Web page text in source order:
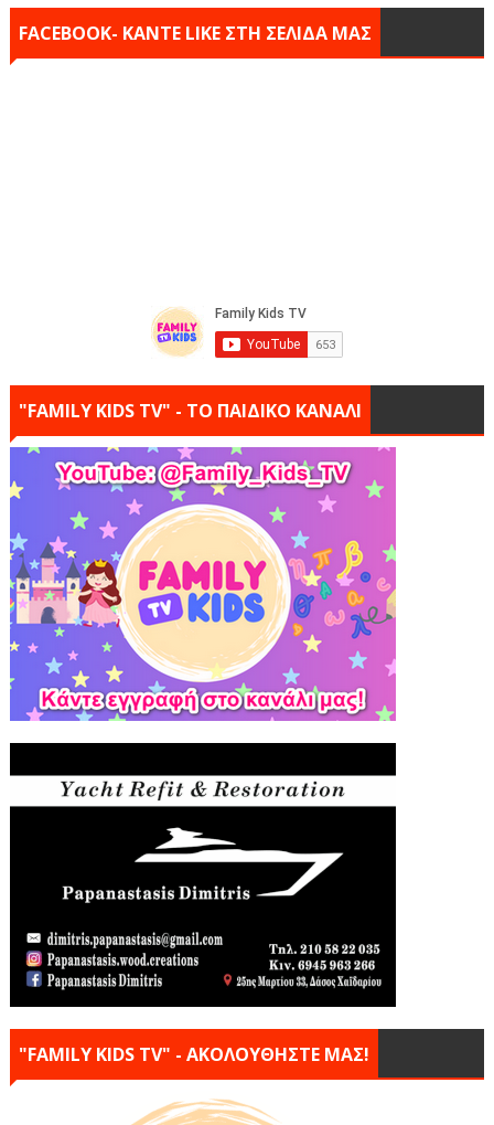
FACEBOOK- KANTE LIKE ΣΤΗ ΣΕΛΙΔΑ ΜΑΣ
"FAMILY KIDS TV" - ΤΟ ΠΑΙΔΙΚΟ ΚΑΝΑΛΙ
"FAMILY KIDS TV" - ΑΚΟΛΟΥΘΗΣΤΕ ΜΑΣ!